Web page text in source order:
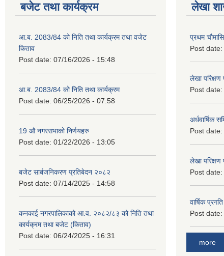
बजेट तथा कार्यक्रम
आ.ब. 2083/84 को निति तथा कार्यक्रम तथा वजेट
किताव
Post date: 07/16/2026 - 15:48
आ.ब. 2083/84 को निति तथा कार्यक्रम
Post date: 06/25/2026 - 07:58
19 औ नगरसभाको निर्णयहरु
Post date: 01/22/2026 - 13:05
बजेट सार्बजनिकरण प्रतिबेदन २०८२
Post date: 07/14/2025 - 14:58
कनकाई नगरपालिकाको आ.व. २०८२/८३ को निति तथा
कार्यक्रम तथा बजेट (किताव)
Post date: 06/24/2025 - 16:31
लेखा
प्रथम
Post date:
लेखा
Post date:
अर्धवार्षिक
Post date:
लेखा
Post date:
वार्षिक
Post date:
more